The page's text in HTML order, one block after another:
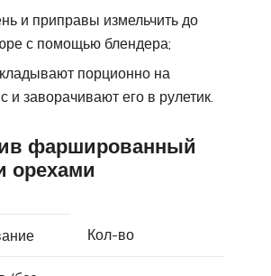
и приправы измельчить до
с помощью блендера;
порционно на
и заворачивают его в рулетик.
фаршированный
орехами
Кол-во